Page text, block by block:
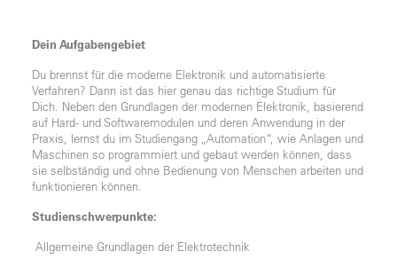
Dein Aufgabengebiet
Du brennst für die moderne Elektronik und automatisierte
Verfahren? Dann ist das hier genau das richtige Studium für
Dich. Neben den Grundlagen der modernen Elektronik, basierend
auf Hard- und Softwaremodulen und deren Anwendung in der
Praxis, lernst du im Studiengang „Automation“, wie Anlagen und
Maschinen so programmiert und gebaut werden können, dass
sie selbständig und ohne Bedienung von Menschen arbeiten und
funktionieren können.
Studienschwerpunkte:
Allgemeine Grundlagen der Elektrotechnik